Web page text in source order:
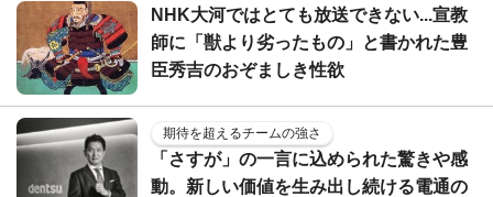
NHK大河ではとても放送できない...宣教
師に「獣より劣ったもの」と書かれた豊
臣秀吉のおぞましき性欲
期待を超えるチームの強さ
「さすが」の一言に込められた驚きや感
動。新しい価値を生み出し続ける電通の